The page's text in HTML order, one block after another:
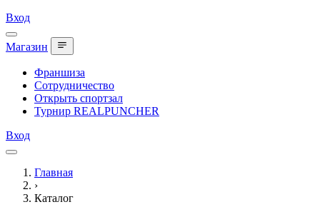
Вход
Магазин
Франшиза
Сотрудничество
Открыть спортзал
Турнир REALPUNCHER
Вход
Главная
›
Каталог